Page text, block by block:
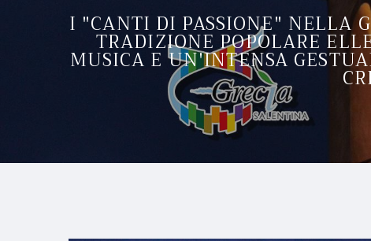
I "CANTI DI PASSIONE" NELLA
TRADIZIONE POPOLARE
MUSICA E UN'INTENSA